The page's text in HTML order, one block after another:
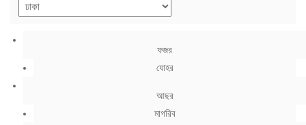
ফজর
যোহর
আছর
মাগরিব